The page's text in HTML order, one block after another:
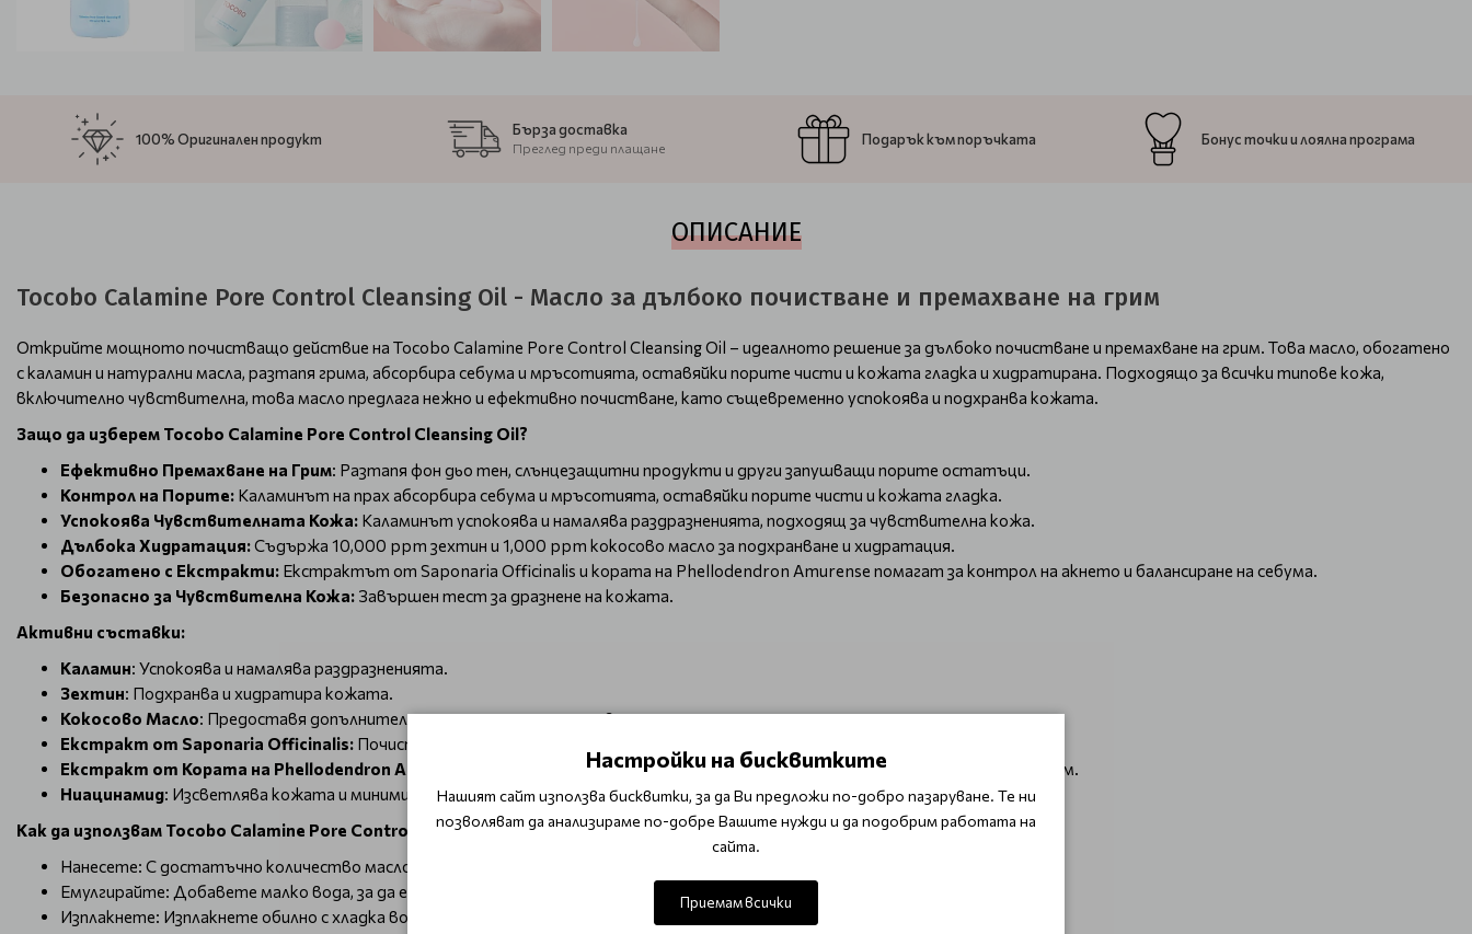
100% Оригинален продукт
Бърза доставка
Преглед преди плащане
Подарък към поръчката Бонус точки и лоялна програма
ОПИСАНИЕ
Tocobo Calamine Pore Control Cleansing Oil - Масло за дълбоко почистване и премахване на грим
Открийте мощното почистващо действие на Tocobo Calamine Pore Control Cleansing Oil – идеалното решение за дълбоко почистване и премахване на грим. Това масло, обогатено
с каламин и натурални масла, разтапя грима, абсорбира себума и мръсотията, оставяйки порите чисти и кожата гладка и хидратирана. Подходящо за всички типове кожа,
включително чувствителна, това масло предлага нежно и ефективно почистване, като същевременно успокоява и подхранва кожата.
Защо да изберем Tocobo Calamine Pore Control Cleansing Oil?
Ефективно Премахване на Грим: Разтапя фон дьо тен, слънцезащитни продукти и други запушващи порите остатъци.
Контрол на Порите: Каламинът на прах абсорбира себума и мръсотията, оставяйки порите чисти и кожата гладка.
Успокоява Чувствителната Кожа: Каламинът успокоява и намалява раздразненията, подходящ за чувствителна кожа.
Дълбока Хидратация:Съдържа 10,000 ppm зехтин и 1,000 ppm кокосово масло за подхранване и хидратация.
Обогатено с Екстракти: Екстрактът от Saponaria Officinalis и кората на Phellodendron Amurense помагат за контрол на акнето и балансиране на себума.
Безопасно за Чувствителна Кожа: Завършен тест за дразнене на кожата.
Активни съставки:
Каламин: Успокоява и намалява раздразненията.
Зехтин: Подхранва и хидратира кожата.
Кокосово Масло: Предоставя допълнителна хидратация и подхранване.
Екстракт от Saponaria Officinalis: Почиства чувствителната кожа, като я хидратира.
Екстракт от Кората на Phellodendron Amurense:
Помага за контролиране на акнето и балансира производството на себум.
Ниацинамид: Изсветлява кожата и минимизира порите.
Как да използвам Tocobo Calamine Pore Control Cleansing Oil?
Нанесете: С достатъчно количество масло, масажирайте нежно върху суха кожа.
Емулгирайте: Добавете малко вода, за да емулгирате маслото и продължете масажа.
Изплакнете: Изплакнете обилно с хладка вода.
Настройки на бисквитките
Нашият сайт използва бисквитки, за да Ви предложи по-добро пазаруване. Те ни
позволяват да анализираме по-добре Вашите нужди и да подобрим работата на
сайта.
Приемам всички